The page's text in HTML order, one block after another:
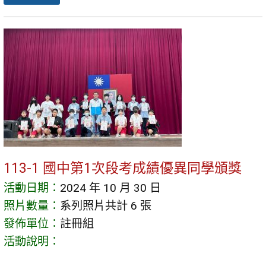
113-1 國中第1次段考成績優異同學頒獎
活動日期： 2024 年 10 月 30 日
照片數量： 系列照片共計 6 張
發佈單位： 註冊組
活動說明：